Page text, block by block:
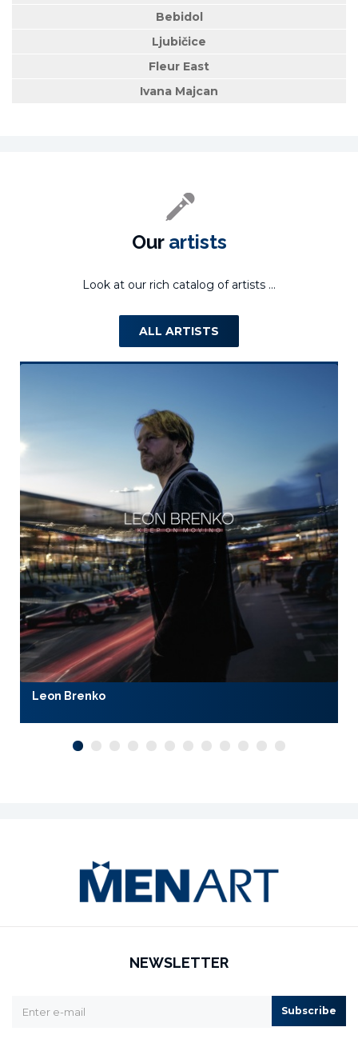
Bebidol
Ljubičice
Fleur East
Ivana Majcan
Our artists
Look at our rich catalog of artists ...
ALL ARTISTS
Leon Brenko
NEWSLETTER
Subscribe